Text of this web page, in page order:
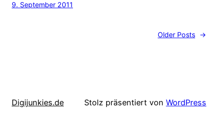
9. September 2011
Older Posts →
Digijunkies.de Stolz präsentiert von WordPress